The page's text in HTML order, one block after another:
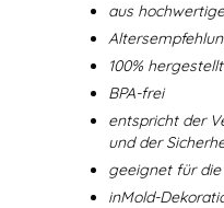
aus
100%
BPA-frei
entspricht der
und der
geeignet für die
inMold-